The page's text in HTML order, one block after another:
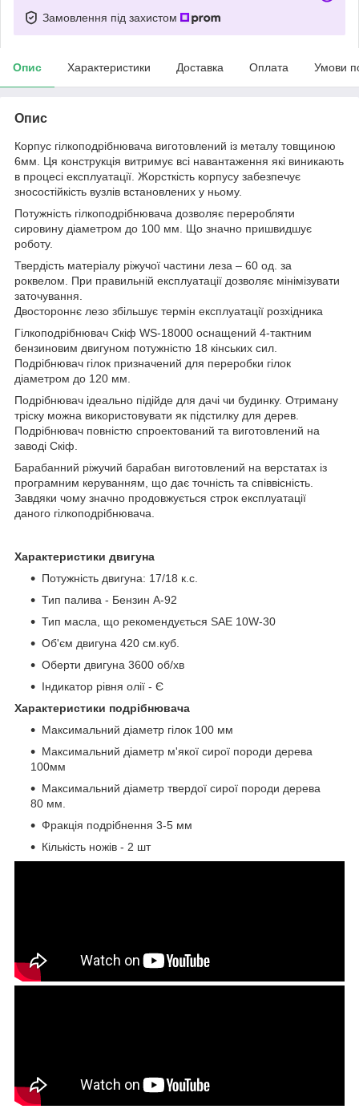
Замовлення під захистом
Опис Характеристики Доставка Оплата Умови
Опис
Корпус гілкоподрібнювача виготовлений із металу товщиною
6мм. Ця конструкція витримує всі навантаження які виникають
в процесі експлуатації. Жорсткість корпусу забезпечує
зносостійкість вузлів встановлених у ньому.
Потужність гілкоподрібнювача дозволяє переробляти
сировину діаметром до 100 мм. Що значно пришвидшує
роботу.
Твердість матеріалу ріжучої частини леза – 60 од. за
роквелом. При правильній експлуатації дозволяє мінімізувати
заточування.
Двостороннє лезо збільшує термін експлуатації розхідника
Гілкоподрібнювач Скіф WS-18000 оснащений 4-тактним
бензиновим двигуном потужністю 18 кінських сил.
Подрібнювач гілок призначений для переробки гілок
діаметром до 120 мм.
Подрібнювач ідеально підійде для дачі чи будинку. Отриману
тріску можна використовувати як підстилку для дерев.
Подрібнювач повністю спроектований та виготовлений на
заводі Скіф.
Барабанний ріжучий барабан виготовлений на верстатах із
програмним керуванням, що дає точність та співвісність.
Завдяки чому значно продовжується строк експлуатації
даного гілкоподрібнювача.
Характеристики двигуна
Потужність двигуна: 17/18 к.с.
Тип палива - Бензин А-92
Тип масла, що рекомендується SAE 10W-30
Об'єм двигуна 420 см.куб.
Оберти двигуна 3600 об/хв
Індикатор рівня олії - Є
Характеристики подрібнювача
Максимальний діаметр гілок 100 мм
Максимальний діаметр м'якої сирої породи дерева
100мм
Максимальний діаметр твердої сирої породи дерева
80 мм.
Фракція подрібнення 3-5 мм
Кількість ножів - 2 шт